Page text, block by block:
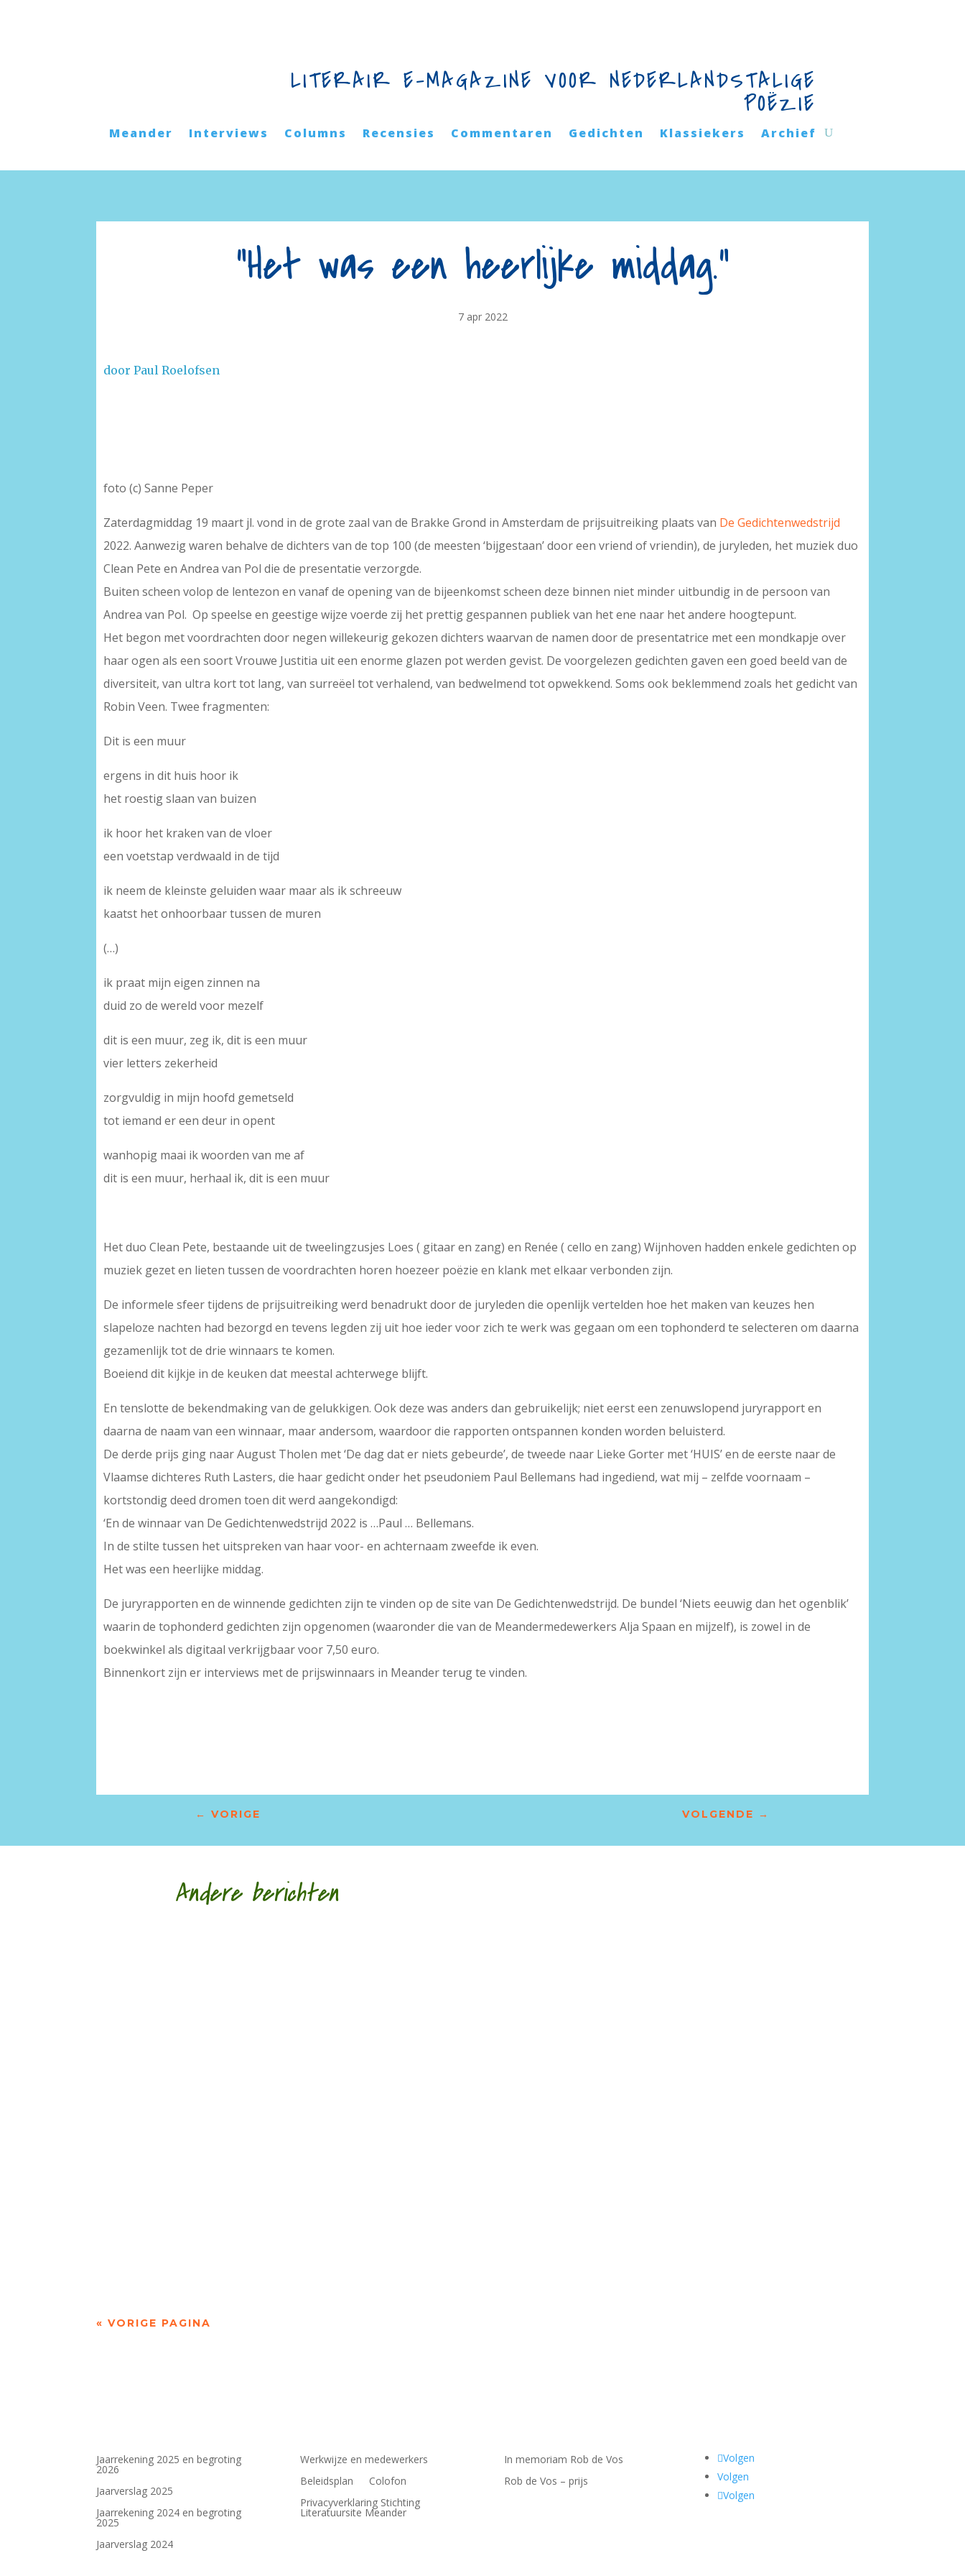
LITERAIR E-MAGAZINE VOOR NEDERLANDSTALIGE
POËZIE
Meander Interviews Columns Recensies Commentaren Gedichten Klassiekers Archief
“Het was een heerlijke middag.”
7 apr 2022
door Paul Roelofsen
foto (c) Sanne Peper
Zaterdagmiddag 19 maart jl. vond in de grote zaal van de Brakke Grond in Amsterdam de prijsuitreiking plaats van De Gedichtenwedstrijd
2022. Aanwezig waren behalve de dichters van de top 100 (de meesten ‘bijgestaan’ door een vriend of vriendin), de juryleden, het muziek duo
Clean Pete en Andrea van Pol die de presentatie verzorgde.
Buiten scheen volop de lentezon en vanaf de opening van de bijeenkomst scheen deze binnen niet minder uitbundig in de persoon van
Andrea van Pol. Op speelse en geestige wijze voerde zij het prettig gespannen publiek van het ene naar het andere hoogtepunt.
Het begon met voordrachten door negen willekeurig gekozen dichters waarvan de namen door de presentatrice met een mondkapje over
haar ogen als een soort Vrouwe Justitia uit een enorme glazen pot werden gevist. De voorgelezen gedichten gaven een goed beeld van de
diversiteit, van ultra kort tot lang, van surreëel tot verhalend, van bedwelmend tot opwekkend. Soms ook beklemmend zoals het gedicht van
Robin Veen. Twee fragmenten:
Dit is een muur
ergens in dit huis hoor ik
het roestig slaan van buizen
ik hoor het kraken van de vloer
een voetstap verdwaald in de tijd
ik neem de kleinste geluiden waar maar als ik schreeuw
kaatst het onhoorbaar tussen de muren
(…)
ik praat mijn eigen zinnen na
duid zo de wereld voor mezelf
dit is een muur, zeg ik, dit is een muur
vier letters zekerheid
zorgvuldig in mijn hoofd gemetseld
tot iemand er een deur in opent
wanhopig maai ik woorden van me af
dit is een muur, herhaal ik, dit is een muur
Het duo Clean Pete, bestaande uit de tweelingzusjes Loes ( gitaar en zang) en Renée ( cello en zang) Wijnhoven hadden enkele gedichten op
muziek gezet en lieten tussen de voordrachten horen hoezeer poëzie en klank met elkaar verbonden zijn.
De informele sfeer tijdens de prijsuitreiking werd benadrukt door de juryleden die openlijk vertelden hoe het maken van keuzes hen
slapeloze nachten had bezorgd en tevens legden zij uit hoe ieder voor zich te werk was gegaan om een tophonderd te selecteren om daarna
gezamenlijk tot de drie winnaars te komen.
Boeiend dit kijkje in de keuken dat meestal achterwege blijft.
En tenslotte de bekendmaking van de gelukkigen. Ook deze was anders dan gebruikelijk; niet eerst een zenuwslopend juryrapport en
daarna de naam van een winnaar, maar andersom, waardoor die rapporten ontspannen konden worden beluisterd.
De derde prijs ging naar August Tholen met ‘De dag dat er niets gebeurde’, de tweede naar Lieke Gorter met ‘HUIS’ en de eerste naar de
Vlaamse dichteres Ruth Lasters, die haar gedicht onder het pseudoniem Paul Bellemans had ingediend, wat mij – zelfde voornaam –
kortstondig deed dromen toen dit werd aangekondigd:
‘En de winnaar van De Gedichtenwedstrijd 2022 is …Paul … Bellemans.
In de stilte tussen het uitspreken van haar voor- en achternaam zweefde ik even.
Het was een heerlijke middag.
De juryrapporten en de winnende gedichten zijn te vinden op de site van De Gedichtenwedstrijd. De bundel ‘Niets eeuwig dan het ogenblik’
waarin de tophonderd gedichten zijn opgenomen (waaronder die van de Meandermedewerkers Alja Spaan en mijzelf), is zowel in de
boekwinkel als digitaal verkrijgbaar voor 7,50 euro.
Binnenkort zijn er interviews met de prijswinnaars in Meander terug te vinden.
← VORIGE VOLGENDE →
Andere berichten
« VORIGE PAGINA
Jaarrekening 2025 en begroting
2026
Jaarverslag 2025
Jaarrekening 2024 en begroting
2025
Jaarverslag 2024
Werkwijze en medewerkers
Beleidsplan
Colofon
Privacyverklaring Stichting
Literatuursite Meander
In memoriam Rob de Vos
Rob de Vos – prijs
Volgen
Volgen
Volgen